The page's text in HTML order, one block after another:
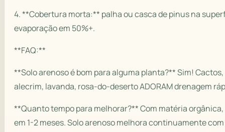
4. **Cobertura morta:** palha ou casca de pinus na
evaporação em 50%+.
**FAQ:**
**Solo arenoso é bom para alguma planta?** Sim!
alecrim, lavanda, rosa-do-deserto ADORAM drenagem
**Quanto tempo para melhorar?** Com matéria
em 1-2 meses. Solo arenoso melhora continuamente